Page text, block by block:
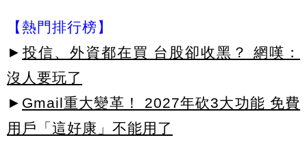
【熱門排行榜】
► 投信、外資都在買 台股卻收黑？ 網嘆：
沒人要玩了
► Gmail重大變革！ 2027年砍3大功能 免費
用戶「這好康」不能用了